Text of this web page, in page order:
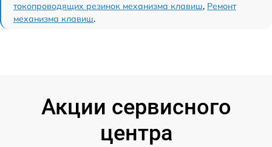
токопроводящих резинок механизма клавиш, Ремонт
механизма клавиш.
Акции сервисного
центра